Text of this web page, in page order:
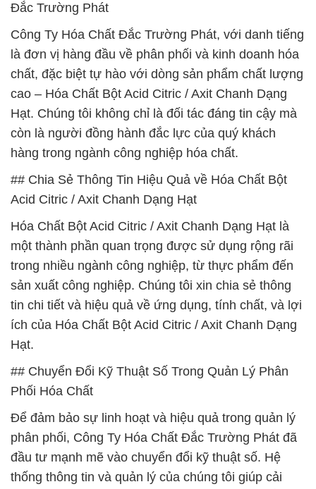
Đắc Trường Phát
Công Ty Hóa Chất Đắc Trường Phát, với danh tiếng
là đơn vị hàng đầu về phân phối và kinh doanh hóa
chất, đặc biệt tự hào với dòng sản phẩm chất lượng
cao – Hóa Chất Bột Acid Citric / Axit Chanh Dạng
Hạt. Chúng tôi không chỉ là đối tác đáng tin cậy mà
còn là người đồng hành đắc lực của quý khách
hàng trong ngành công nghiệp hóa chất.
## Chia Sẻ Thông Tin Hiệu Quả về Hóa Chất Bột
Acid Citric / Axit Chanh Dạng Hạt
Hóa Chất Bột Acid Citric / Axit Chanh Dạng Hạt là
một thành phần quan trọng được sử dụng rộng rãi
trong nhiều ngành công nghiệp, từ thực phẩm đến
sản xuất công nghiệp. Chúng tôi xin chia sẻ thông
tin chi tiết và hiệu quả về ứng dụng, tính chất, và lợi
ích của Hóa Chất Bột Acid Citric / Axit Chanh Dạng
Hạt.
## Chuyển Đổi Kỹ Thuật Số Trong Quản Lý Phân
Phối Hóa Chất
Để đảm bảo sự linh hoạt và hiệu quả trong quản lý
phân phối, Công Ty Hóa Chất Đắc Trường Phát đã
đầu tư mạnh mẽ vào chuyển đổi kỹ thuật số. Hệ
thống thông tin và quản lý của chúng tôi giúp cải